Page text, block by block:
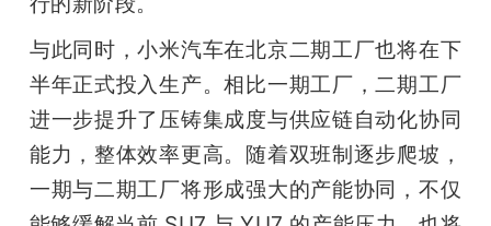
与此同时，小米汽车在北京二期工厂也将在下
半年正式投入生产。相比一期工厂，二期工厂
进一步提升了压铸集成度与供应链自动化协同
能力，整体效率更高。随着双班制逐步爬坡，
一期与二期工厂将形成强大的产能协同，不仅